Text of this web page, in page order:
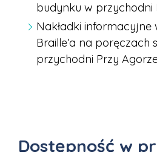
budynku w przychodni
Nakładki informacyjne
Braille’a na poręczach
przychodni Przy
Dostępność w